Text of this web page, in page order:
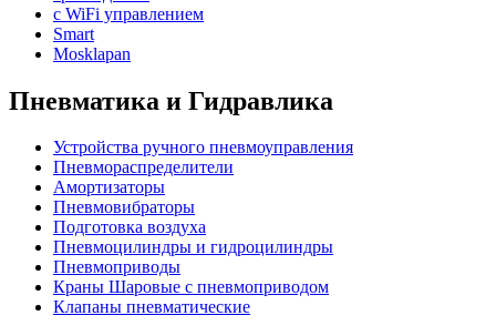
с WiFi управлением
Smart
Mosklapan
Пневматика и Гидравлика
Устройства ручного пневмоуправления
Пневмораспределители
Амортизаторы
Пневмовибраторы
Подготовка воздуха
Пневмоцилиндры и гидроцилиндры
Пневмоприводы
Краны Шаровые с пневмоприводом
Клапаны пневматические